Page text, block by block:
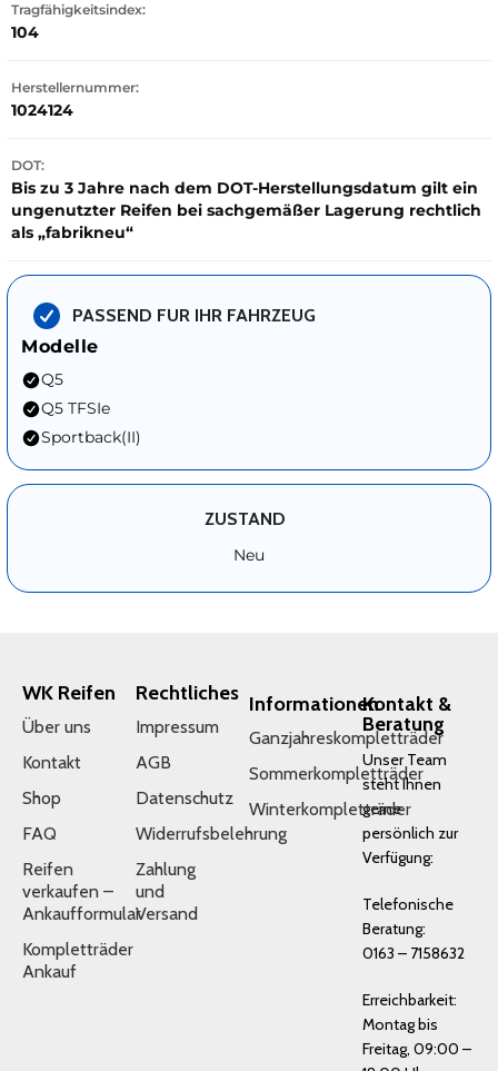
Tragfähigkeitsindex:
104
Herstellernummer:
1024124
DOT:
Bis zu 3 Jahre nach dem DOT-Herstellungsdatum gilt ein
ungenutzter Reifen bei sachgemäßer Lagerung rechtlich
als „fabrikneu“
PASSEND FUR IHR FAHRZEUG
Modelle
Q5
Q5 TFSIe
Sportback(II)
ZUSTAND
Neu
WK Reifen
Über uns
Kontakt
Shop
FAQ
Reifen
verkaufen –
Ankaufformular
Kompletträder
Ankauf
Rechtliches
Impressum
AGB
Datenschutz
Widerrufsbelehrung
Zahlung
und
Versand
Informationen
Ganzjahreskompletträder
Sommerkompletträder
Winterkompletträder
Kontakt &
Beratung
Unser Team
steht Ihnen
gerne
persönlich zur
Verfügung:
Telefonische
Beratung:
0163 – 7158632
Erreichbarkeit:
Montag bis
Freitag, 09:00 –